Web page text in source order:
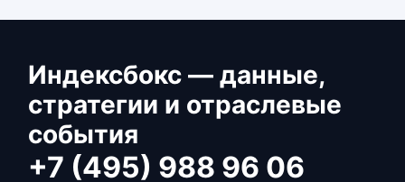
Индексбокс — данные,
стратегии и отраслевые
события
+7 (495) 988 96 06